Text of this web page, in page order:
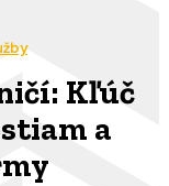
Kľúč
a